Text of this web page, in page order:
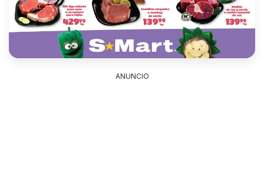
ANUNCIO